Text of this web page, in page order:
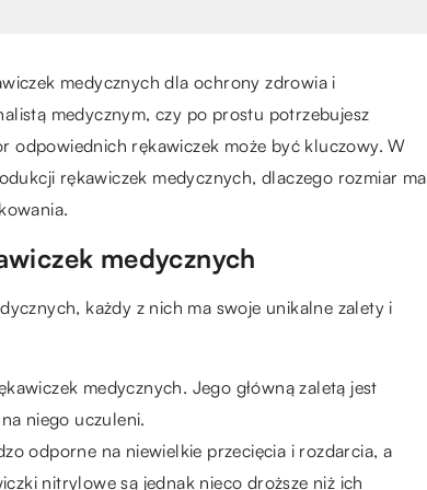
medycznych dla ochrony zdrowia i
medycznym, czy po prostu potrzebujesz
rękawiczek może być kluczowy. W
rękawiczek medycznych, dlaczego rozmiar ma
medycznych
każdy z nich ma swoje unikalne zalety i
medycznych. Jego główną zaletą jest
niego uczuleni.
odporne na niewielkie przecięcia i rozdarcia, a
nitrylowe są jednak nieco droższe niż ich